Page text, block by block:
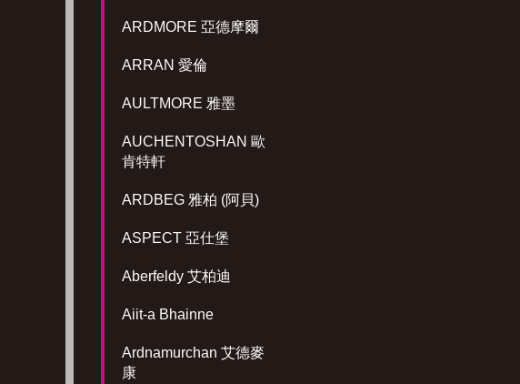
ARDMORE 亞德摩爾
ARRAN 愛倫
AULTMORE 雅墨
AUCHENTOSHAN 歐
肯特軒
ARDBEG 雅柏 (阿貝)
ASPECT 亞仕堡
Aberfeldy 艾柏迪
Aiit-a Bhainne
Ardnamurchan 艾德麥
康